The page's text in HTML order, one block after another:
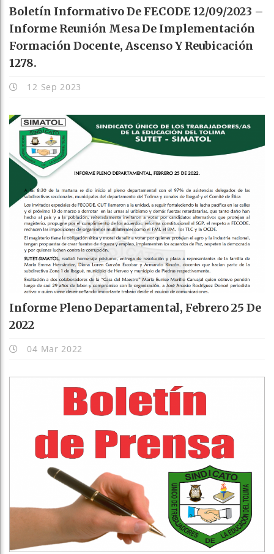
Boletín Informativo De FECODE 12/09/2023 –
Informe Reunión Mesa De Implementación
Formación Docente, Ascenso Y Reubicación
1278.
12 Sep 2023
Informe Pleno Departamental, Febrero 25 De
2022
04 Mar 2022